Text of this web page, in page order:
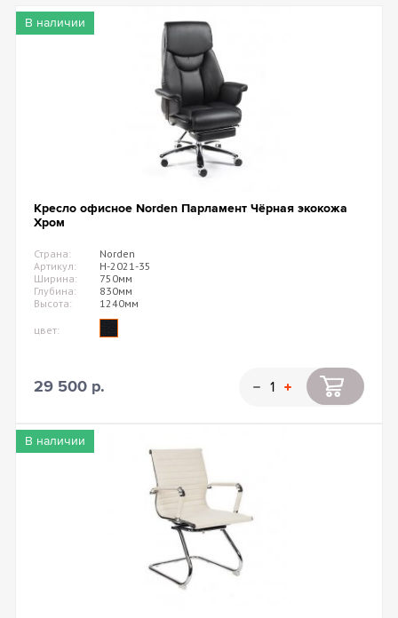
В наличии
Кресло офисное Norden Парламент Чёрная экокожа
Хром
Страна:
Norden
Артикул:
H-2021-35
Ширина:
750мм
Глубина:
830мм
Высота:
1240мм
цвет:
29 500 р.
В наличии